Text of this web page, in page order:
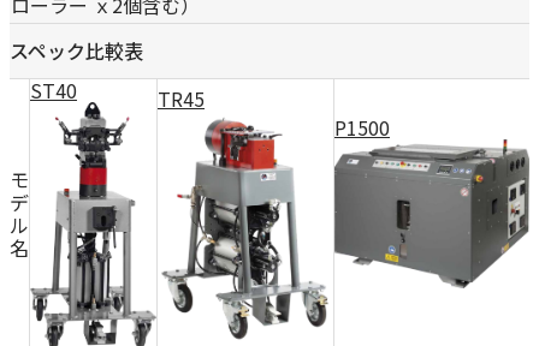
スペック比較表
モ
デ
ル
名
ST40
TR45
P1500